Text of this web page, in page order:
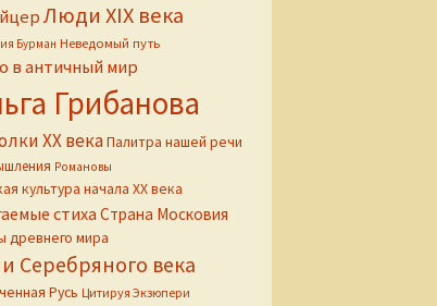
Люди XIX века
Бурман Неведомый путь
в античный мир
Грибанова
ХХ векаПалитра нашей речи
Романовы
культура начала ХХ века
стиха Страна Московия
древнего мира
Серебряного века
Русь Цитируя Экзюпери